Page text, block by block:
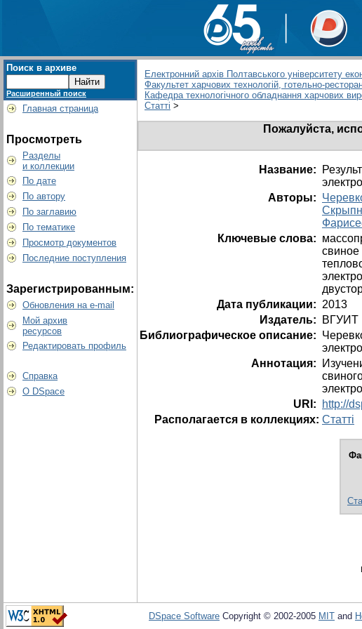
Поиск в архиве
Расширенный поиск
Главная страница
Просмотреть
Разделы
и коллекции
По дате
По автору
По заглавию
По тематике
Просмотр документов
Последние поступления
Зарегистрированным:
Обновления на e-mail
Мой архив
ресурсов
Редактировать профиль
Справка
О DSpace
Електронний архів Полтавського університету
Факультет харчових технологій, готельно-
Кафедра технологічного обладнання харчових
Статті >
Пожалуйста,
Название:
Авторы:
Ключевые слова:
Дата публикации: 2013
Издатель:
ВГУИТ
Библиографическое описание:
Аннотация:
URI:
http://
Располагается в коллекциях: Статті
DSpace Software Copyright © 2002-2005 MIT and